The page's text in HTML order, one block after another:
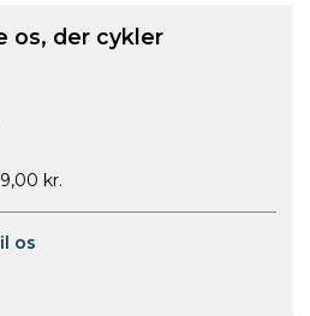
os, der cykler
kr.
os